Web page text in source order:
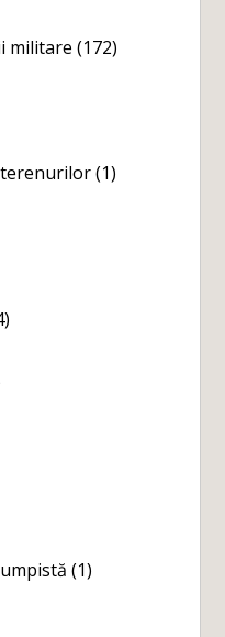
militare (172)
terenurilor (1)
(1)